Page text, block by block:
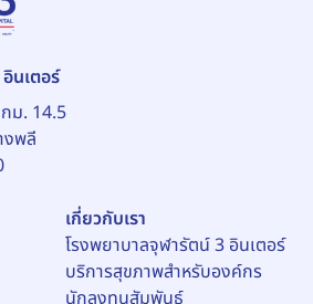
นเตอร์
ม. 14.5
งพลี
เกี่ยวกับเรา
โรงพยาบาลจุฬารัตน์ 3 อินเตอร์
บริการสุขภาพสำหรับองค์กร
นักลงทุนสัมพันธ์